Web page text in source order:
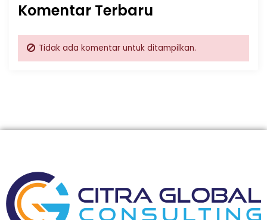
Komentar Terbaru
Tidak ada komentar untuk ditampilkan.